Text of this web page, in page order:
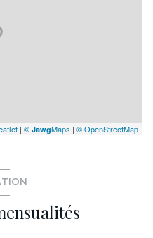
| © JawgMaps | © OpenStreetMap